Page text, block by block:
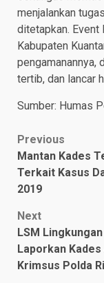
menjalankan
ditetapkan. Event
Kabupaten
pengamanannya,
tertib, dan lancar
Sumber: Humas
Post
Previous
Mantan Kades
Terkait Kasus
2019
Next
LSM
Laporkan
Krimsus Polda